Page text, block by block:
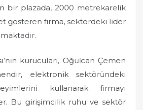
bir plazada, 2000 metrekarelik
gösteren firma, sektördeki lider
kurucuları, Oğulcan Çemen
elektronik sektöründeki
kullanarak firmayı
Bu girişimcilik ruhu ve sektör